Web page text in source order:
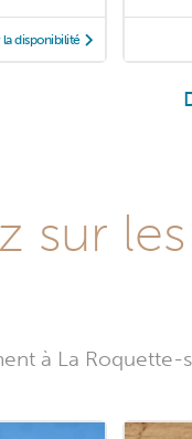
disponibilité
sur
à La